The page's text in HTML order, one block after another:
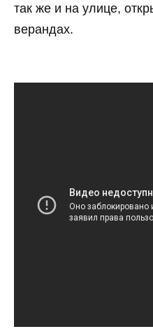
так же и на улице,
верандах.